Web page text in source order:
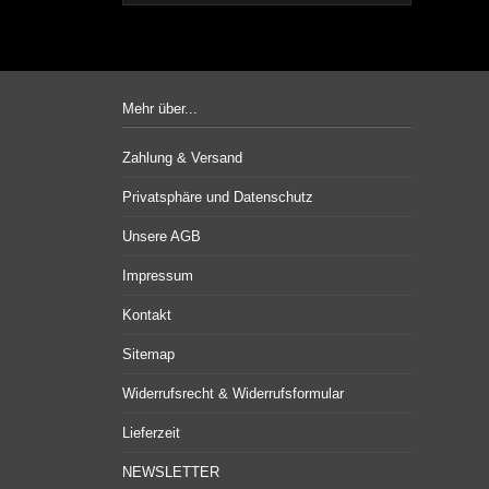
Mehr über...
Zahlung & Versand
Privatsphäre und Datenschutz
Unsere AGB
Impressum
Kontakt
Sitemap
Widerrufsrecht & Widerrufsformular
Lieferzeit
NEWSLETTER